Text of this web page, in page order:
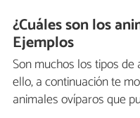
¿Cuáles son los
Ejemplos
Son muchos los tipos
ello, a continuación te
animales ovíparos que